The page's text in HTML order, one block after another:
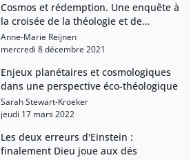
Cosmos et rédemption. Une enquête à
la croisée de la théologie et de
l'astrobiologie
Anne-Marie Reijnen
mercredi 8 décembre 2021
Enjeux planétaires et cosmologiques
dans une perspective éco-théologique
Sarah Stewart-Kroeker
jeudi 17 mars 2022
Les deux erreurs d'Einstein :
finalement Dieu joue aux dés